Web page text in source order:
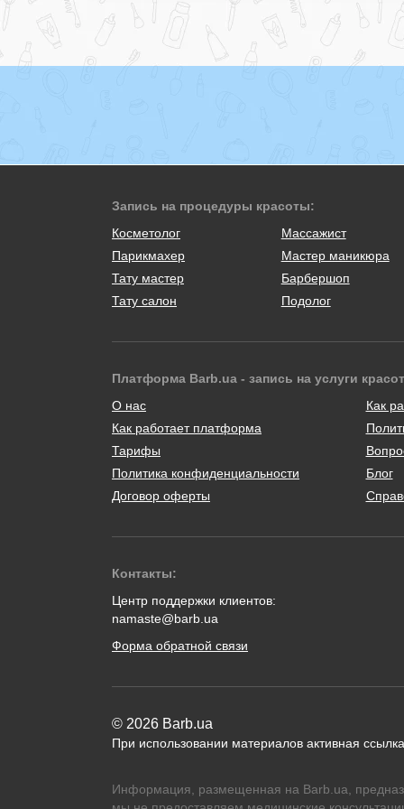
Запись на процедуры красоты:
Косметолог
Массажист
Парикмахер
Мастер маникюра
Тату мастер
Барбершоп
Тату салон
Подолог
Платформа Barb.ua - запись на услуги
О нас
Как работает платформа
Тарифы
Политика конфиденциальности
Договор оферты
Как
Блог
Контакты:
Центр поддержки клиентов:
namaste@barb.ua
Форма обратной связи
© 2026 Barb.ua
При использовании материалов активная
Информация, размещенная на Barb.ua,